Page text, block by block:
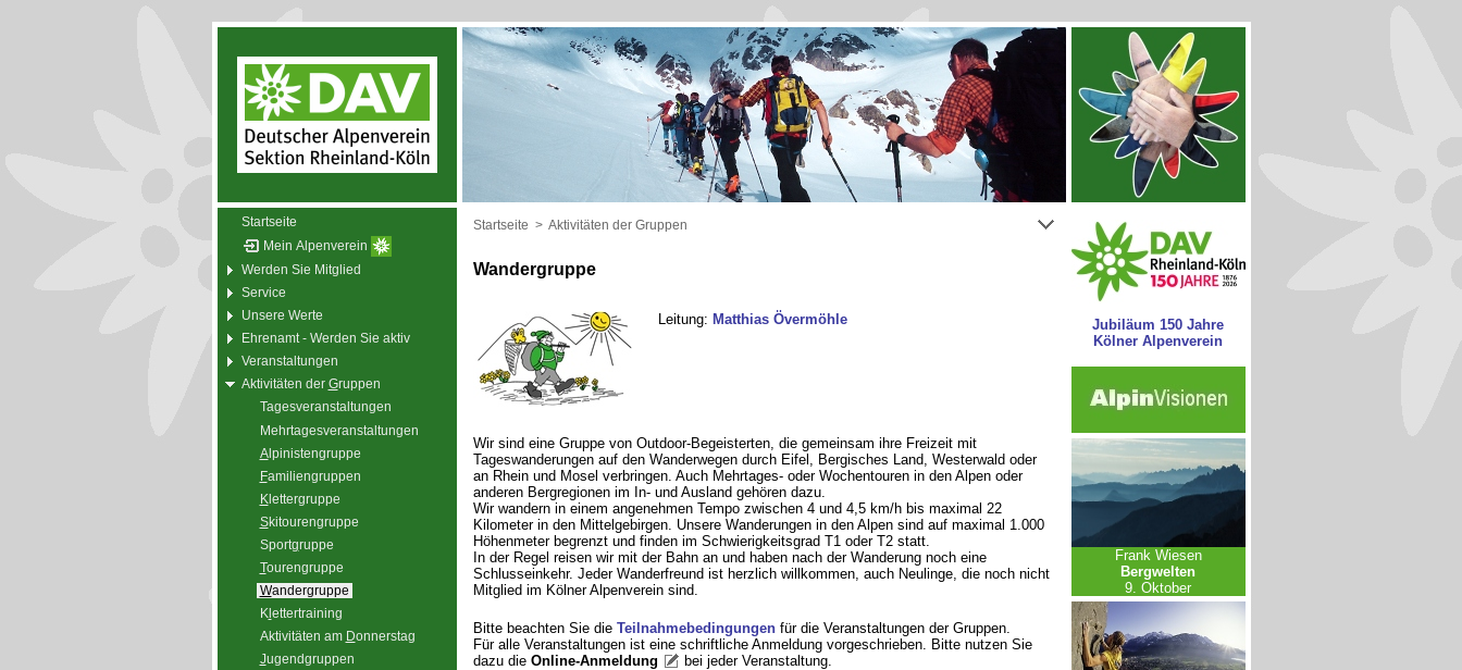
Startseite
Mein Alpenverein
Werden Sie Mitglied
Service
Unsere Werte
Ehrenamt - Werden Sie aktiv
Veranstaltungen
Aktivitäten der Gruppen
Tagesveranstaltungen
Mehrtagesveranstaltungen
Alpinistengruppe
Familiengruppen
Klettergruppe
Skitourengruppe
Sportgruppe
Tourengruppe
Wandergruppe
Kl ettertraining
Aktivitäten am Donnerstag
Jugendgruppen
Startseite > Aktivitäten der Gruppen
Wandergruppe
Leitung: Matthias Övermöhle
Wir sind eine Gruppe von Outdoor-Begeisterten, die gemeinsam ihre Freizeit mit
Tageswanderungen auf den Wanderwegen durch Eifel, Bergisches Land, Westerwald oder
an Rhein und Mosel verbringen. Auch Mehrtages- oder Wochentouren in den Alpen oder
anderen Bergregionen im In- und Ausland gehören dazu.
Wir wandern in einem angenehmen Tempo zwischen 4 und 4,5 km/h bis maximal 22
Kilometer in den Mittelgebirgen. Unsere Wanderungen in den Alpen sind auf maximal 1.000
Höhenmeter begrenzt und finden im Schwierigkeitsgrad T1 oder T2 statt.
In der Regel reisen wir mit der Bahn an und haben nach der Wanderung noch eine
Schlusseinkehr. Jeder Wanderfreund ist herzlich willkommen, auch Neulinge, die noch nicht
Mitglied im Kölner Alpenverein sind.
Bitte beachten Sie die Teilnahmebedingungenfür die Veranstaltungen der Gruppen.
Für alle Veranstaltungen ist eine schriftliche Anmeldung vorgeschrieben. Bitte nutzen Sie
dazu die Online-Anmeldung bei jeder Veranstaltung.
Jubiläum 150 Jahre
Kölner Alpenverein
Frank Wiesen
Bergwelten
9. Oktober